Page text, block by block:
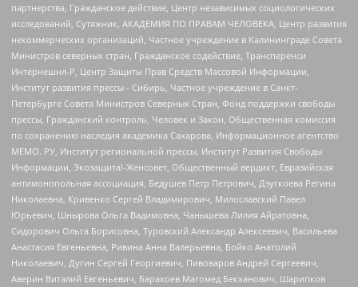
партнерства, Гражданское действие, Центр независимых социологических
исследований, Сутяжник, АКАДЕМИЯ ПО ПРАВАМ ЧЕЛОВЕКА, Центр развития
некоммерческих организаций, Частное учреждение в Калининграде Совета
Министров северных стран, Гражданское содействие, Трансперенси
Интернешнл-Р, Центр Защиты Прав Средств Массовой Информации,
Институт развития прессы - Сибирь, Частное учреждение в Санкт-
Петербурге Совета Министров Северных Стран, Фонд поддержки свободы
прессы, Гражданский контроль, Человек и Закон, Общественная комиссия
по сохранению наследия академика Сахарова, Информационное агентство
МЕМО. РУ, Институт региональной прессы, Институт Развития Свободы
Информации, Экозащита!-Женсовет, Общественный вердикт, Евразийская
антимонопольная ассоциация, Бедушев Петр Петрович, Дзугкоева Регина
Николаевна, Кривенко Сергей Владимирович, Милославский Павел
Юрьевич, Шнырова Ольга Вадимовна, Чанышева Лилия Айратовна,
Сидорович Ольга Борисовна, Туровский Александр Алексеевич, Васильева
Анастасия Евгеньевна, Ривина Анна Валерьевна, Бойко Анатолий
Николаевич, Дугин Сергей Георгиевич, Пивоваров Андрей Сергеевич,
Аверин Виталий Евгеньевич, Барахоев Магомед Бекханович, Шарипков